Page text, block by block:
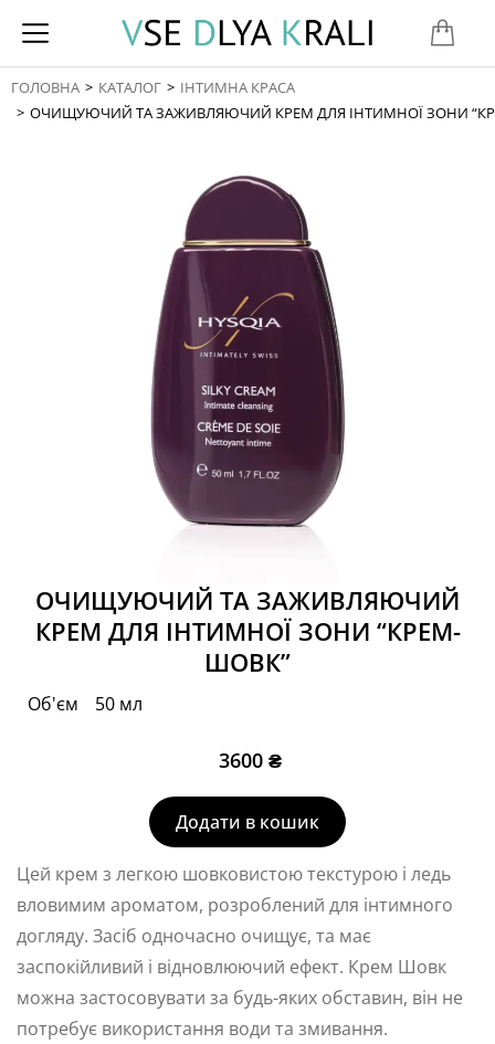
You are here:
ГОЛОВНА КАТАЛОГ
ІНТИМНА КРАСА
ОЧИЩУЮЧИЙ ТА ЗАЖИВЛЯЮЧИЙ КРЕМ ДЛЯ ІНТИМНОЇ ЗОНИ
ОЧИЩУЮЧИЙ ТА ЗАЖИВЛЯЮЧИЙ
КРЕМ ДЛЯ ІНТИМНОЇ ЗОНИ “КРЕМ-
ШОВК”
Об'єм 50 мл
3600 ₴
Додати в кошик
Цей крем з легкою шовковистою текстурою і ледь
вловимим ароматом, розроблений для інтимного
догляду. Засіб одночасно очищує, та має
заспокійливий і відновлюючий ефект. Крем Шовк
можна застосовувати за будь-яких обставин, він не
потребує використання води та змивання.